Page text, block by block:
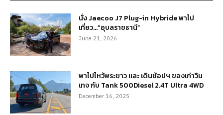
นั่ง Jaecoo J7 Plug-in Hybride พาไป
เที่ยว…”อุบลราชธานี”
June 21, 2026
พาไปไหว้พระขาว และ เดินช้อปฯ ของเก่าวิน
เทจ กับ Tank 500Diesel 2.4T Ultra 4WD
December 16, 2025